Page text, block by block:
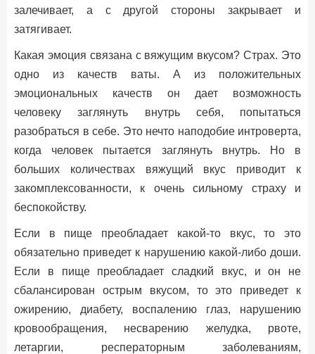
залечивает, а с другой стороны закрывает и
затягивает.
Какая эмоция связана с вяжущим вкусом? Страх. Это
одно из качеств ваты. А из положительных
эмоциональных качеств он дает возможность
человеку заглянуть внутрь себя, попытаться
разобраться в себе. Это нечто наподобие интроверта,
когда человек пытается заглянуть внутрь. Но в
больших количествах вяжущий вкус приводит к
закомплексованности, к очень сильному страху и
беспокойству.
Если в пище преобладает какой-то вкус, то это
обязательно приведет к нарушению какой-либо доши.
Если в пище преобладает сладкий вкус, и он не
сбалансирован острым вкусом, то это приведет к
ожирению, диабету, воспалению глаз, нарушению
кровообращения, несварению желудка, рвоте,
летаргии, респераторным заболеваниям,